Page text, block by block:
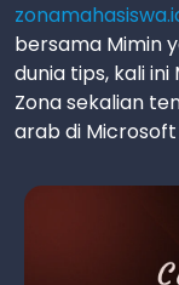
bersama Mimin
dunia tips, kali
Zona sekalian
arab di Microsoft